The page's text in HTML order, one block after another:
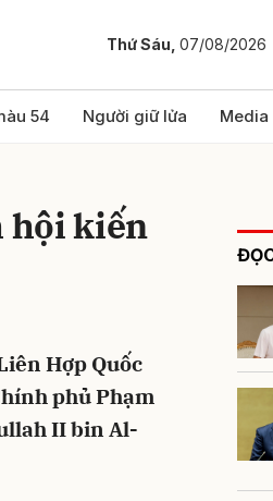
Thứ Sáu, 07/08/2026
54 Người giữ lửa Media
hội kiến
Hợp Quốc
phủ Phạm
II bin Al-